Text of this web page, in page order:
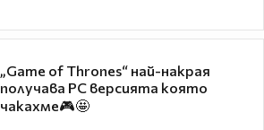
„Game of Thrones“ най-накрая
получава PC версията която
чакахме🎮🤩